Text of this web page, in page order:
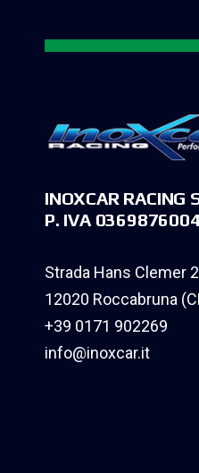
INOXCAR RACING
P. IVA
Strada Hans Clemer
12020 Roccabruna
+39 0171 902269
info@inoxcar.it